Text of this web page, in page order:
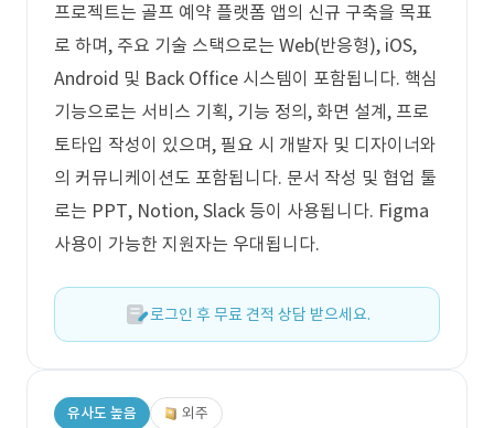
프로젝트는 골프 예약 플랫폼 앱의 신규 구축을 목표
로 하며, 주요 기술 스택으로는 Web(반응형), iOS,
Android 및 Back Office 시스템이 포함됩니다. 핵심
기능으로는 서비스 기획, 기능 정의, 화면 설계, 프로
토타입 작성이 있으며, 필요 시 개발자 및 디자이너와
의 커뮤니케이션도 포함됩니다. 문서 작성 및 협업 툴
로는 PPT, Notion, Slack 등이 사용됩니다. Figma
사용이 가능한 지원자는 우대됩니다.
로그인 후 무료 견적 상담 받으세요.
유사도 높음 외주